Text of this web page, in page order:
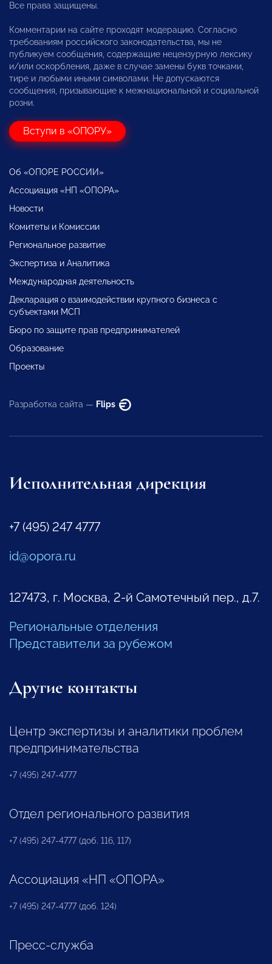
Все права защищены.
Комментарии на сайте проходят модерацию. Согласно
требованиям российского законодательства, мы не
публикуем сообщения, содержащие нецензурную лексику
и/или оскорбления, даже в случае замены букв точками,
тире и любыми иными символами. Не допускаются
сообщения, призывающие к межнациональной и социальной
розни.
Вступи в «ОПОРУ»
Об «ОПОРЕ РОССИИ»
Ассоциация «НП «ОПОРА»
Новости
Комитеты и Комиссии
Региональное развитие
Экспертиза и Аналитика
Международная деятельность
Декларация о взаимодействии крупного бизнеса с
субъектами МСП
Бюро по защите прав предпринимателей
Образование
Проекты
Разработка сайта — Flips
Исполнительная дирекция
+7 (495) 247 4777
id@opora.ru
127473, г. Москва, 2-й Самотечный пер., д.7.
Региональные отделения
Представители за рубежом
Другие контакты
Центр экспертизы и аналитики проблем
предпринимательства
+7 (495) 247-4777
Отдел регионального развития
+7 (495) 247-4777 (доб. 116, 117)
Ассоциация «НП «ОПОРА»
+7 (495) 247-4777 (доб. 124)
Пресс-служба